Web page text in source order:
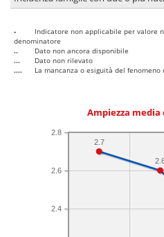
-
Indicatore non applicabile per valore
denominatore
..
Dato non ancora disponibile
...
Dato non rilevato
....
La mancanza o esiguità del
Ampiezza
2.4
2.6
2.8
2.7